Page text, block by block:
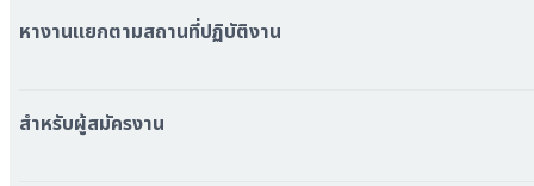
หมวดหมู่บริษัททั้งหมด
หางานแยกตามสถานที่ปฏิบัติงาน
หางาน กรุงเทพมหานคร
สำหรับผู้สมัครงาน